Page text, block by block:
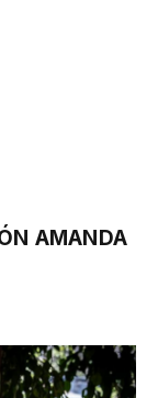
AMANDA